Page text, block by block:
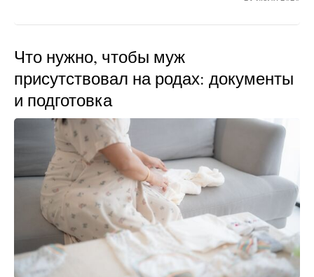
Что нужно, чтобы муж
присутствовал на родах: документы
и подготовка